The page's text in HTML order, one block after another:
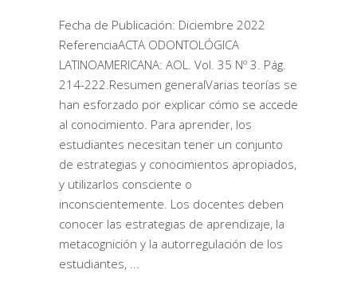
Fecha de Publicación: Diciembre 2022
ReferenciaACTA ODONTOLÓGICA
LATINOAMERICANA: AOL. Vol. 35 Nº 3. Pág.
214-222.Resumen generalVarias teorías se
han esforzado por explicar cómo se accede
al conocimiento. Para aprender, los
estudiantes necesitan tener un conjunto
de estrategias y conocimientos apropiados,
y utilizarlos consciente o
inconscientemente. Los docentes deben
conocer las estrategias de aprendizaje, la
metacognición y la autorregulación de los
estudiantes,